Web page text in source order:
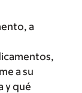
a
a su
y qué